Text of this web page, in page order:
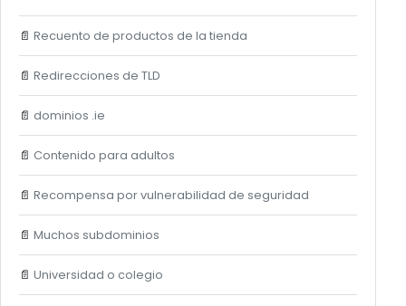
📄 Recuento de productos de la tienda
📄 Redirecciones de TLD
📄 dominios .ie
📄 Contenido para adultos
📄 Recompensa por vulnerabilidad de seguridad
📄 Muchos subdominios
📄 Universidad o colegio